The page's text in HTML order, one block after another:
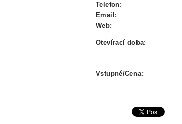
Telefon:
Email:
Web:
Otevírací doba:
Vstupné/Cena: